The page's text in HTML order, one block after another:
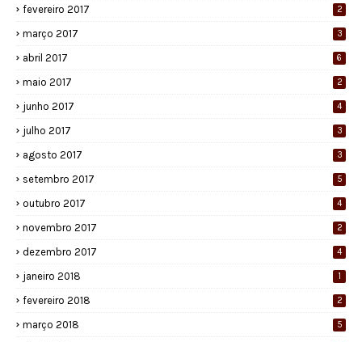
fevereiro 2017 2
março 2017 3
abril 2017 6
maio 2017 2
junho 2017 4
julho 2017 3
agosto 2017 3
setembro 2017 5
outubro 2017 4
novembro 2017 2
dezembro 2017 4
janeiro 2018 1
fevereiro 2018 2
março 2018 5